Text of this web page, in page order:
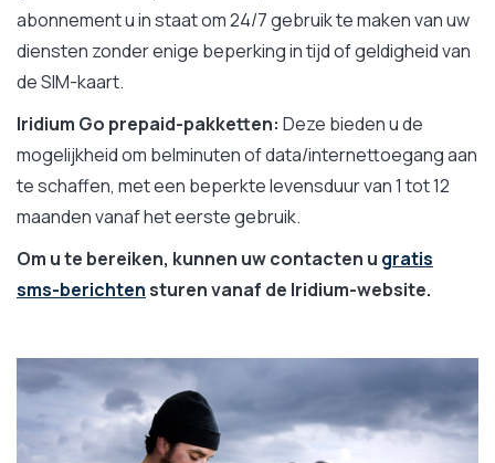
abonnement u in staat om 24/7 gebruik te maken van uw
diensten zonder enige beperking in tijd of geldigheid van
de SIM-kaart.
Iridium Go prepaid-pakketten: Deze bieden u de
mogelijkheid om belminuten of data/internettoegang aan
te schaffen, met een beperkte levensduur van 1 tot 12
maanden vanaf het eerste gebruik.
Om u te bereiken, kunnen uw contacten u gratis
sms-berichtensturen vanaf de Iridium-website.